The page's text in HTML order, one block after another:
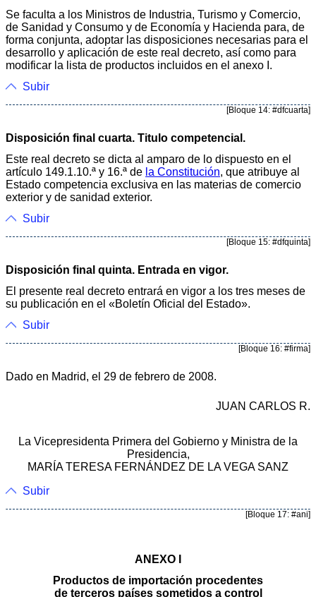
Se faculta a los Ministros de Industria, Turismo y Comercio,
de Sanidad y Consumo y de Economía y Hacienda para, de
forma conjunta, adoptar las disposiciones necesarias para el
desarrollo y aplicación de este real decreto, así como para
modificar la lista de productos incluidos en el anexo I.
Subir
[Bloque 14: #dfcuarta]
Disposición final cuarta. Titulo competencial.
Este real decreto se dicta al amparo de lo dispuesto en el
artículo 149.1.10.ª y 16.ª de la Constitución, que atribuye al
Estado competencia exclusiva en las materias de comercio
exterior y de sanidad exterior.
Subir
[Bloque 15: #dfquinta]
Disposición final quinta. Entrada en vigor.
El presente real decreto entrará en vigor a los tres meses de
su publicación en el «Boletín Oficial del Estado».
Subir
[Bloque 16: #firma]
Dado en Madrid, el 29 de febrero de 2008.
JUAN CARLOS R.
La Vicepresidenta Primera del Gobierno y Ministra de la
Presidencia,
MARÍA TERESA FERNÁNDEZ DE LA VEGA SANZ
Subir
[Bloque 17: #ani]
ANEXO I
Productos de importación procedentes
de terceros países sometidos a control